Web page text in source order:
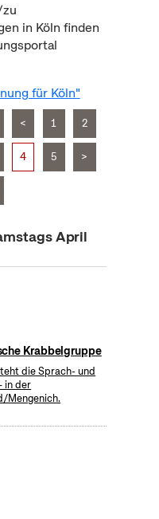
in Köln finden
für Köln"
< 1 2
4 5 >
April
Krabbelgruppe
die Sprach- und
in der
Mengenich.